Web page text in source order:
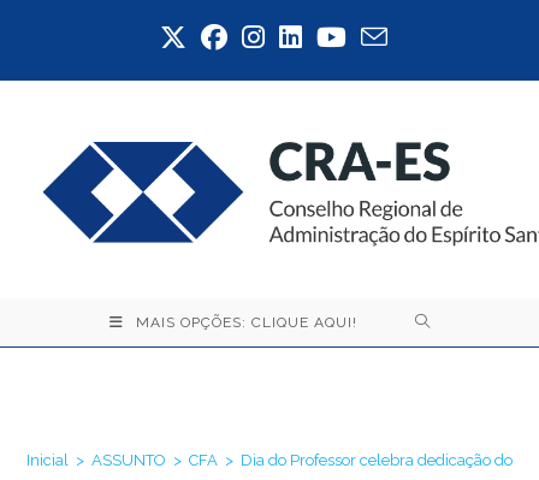
MAIS OPÇÕES: CLIQUE AQUI!
Inicial > ASSUNTO > CFA > Dia do Professor celebra dedicação dos